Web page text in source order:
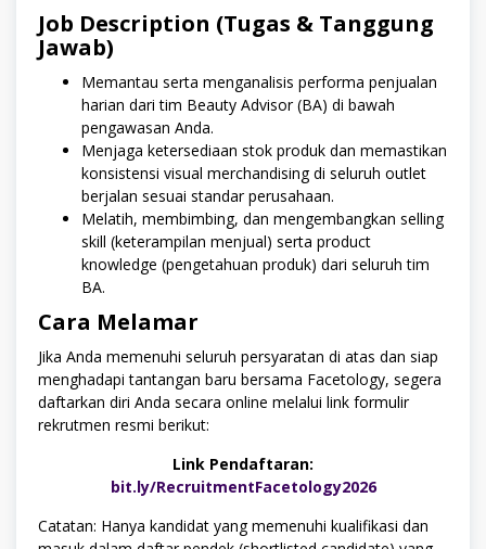
Job Description (Tugas & Tanggung
Jawab)
Memantau serta menganalisis performa penjualan
harian dari tim Beauty Advisor (BA) di bawah
pengawasan Anda.
Menjaga ketersediaan stok produk dan memastikan
konsistensi visual merchandising di seluruh outlet
berjalan sesuai standar perusahaan.
Melatih, membimbing, dan mengembangkan selling
skill (keterampilan menjual) serta product
knowledge (pengetahuan produk) dari seluruh tim
BA.
Cara Melamar
Jika Anda memenuhi seluruh persyaratan di atas dan siap
menghadapi tantangan baru bersama Facetology, segera
daftarkan diri Anda secara online melalui link formulir
rekrutmen resmi berikut:
Link Pendaftaran:
bit.ly/RecruitmentFacetology2026
Catatan: Hanya kandidat yang memenuhi kualifikasi dan